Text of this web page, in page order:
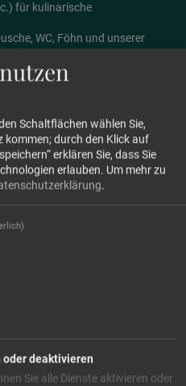
für kulinarische
WC, Föhn und unserer
TV, Safe.
Schaltflächen wählen Sie,
kommen; durch den Klick auf
erklären Sie, dass Sie
erlauben. Um mehr zu
.
deaktivieren
Sie alle Dienste aktivieren oder